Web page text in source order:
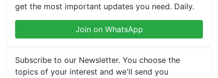
get the most important updates you need. Daily.
Join on WhatsApp
Subscribe to our Newsletter. You choose the
topics of your interest and we'll send you